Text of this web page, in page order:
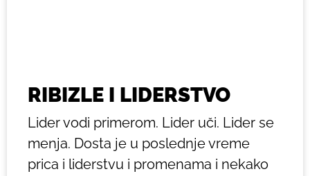
RIBIZLE I LIDERSTVO
Lider vodi primerom. Lider uči. Lider se
menja. Dosta je u poslednje vreme
prica i liderstvu i promenama i nekako